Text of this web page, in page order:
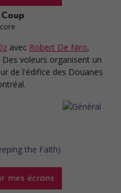
avec Robert De Niro,
Des voleurs organisent un
de l'édifice des Douanes
mes écrans